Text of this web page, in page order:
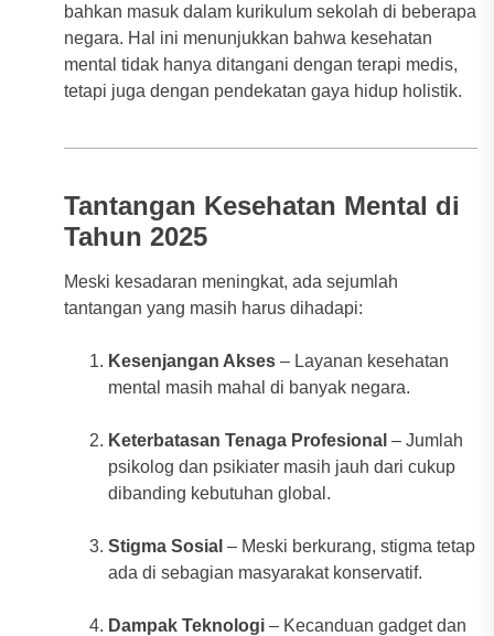
bahkan masuk dalam kurikulum sekolah di beberapa
negara. Hal ini menunjukkan bahwa kesehatan
mental tidak hanya ditangani dengan terapi medis,
tetapi juga dengan pendekatan gaya hidup holistik.
Tantangan Kesehatan Mental di
Tahun 2025
Meski kesadaran meningkat, ada sejumlah
tantangan yang masih harus dihadapi:
Kesenjangan Akses– Layanan kesehatan
mental masih mahal di banyak negara.
Keterbatasan Tenaga Profesional – Jumlah
psikolog dan psikiater masih jauh dari cukup
dibanding kebutuhan global.
Stigma Sosial – Meski berkurang, stigma tetap
ada di sebagian masyarakat konservatif.
Dampak Teknologi– Kecanduan gadget dan